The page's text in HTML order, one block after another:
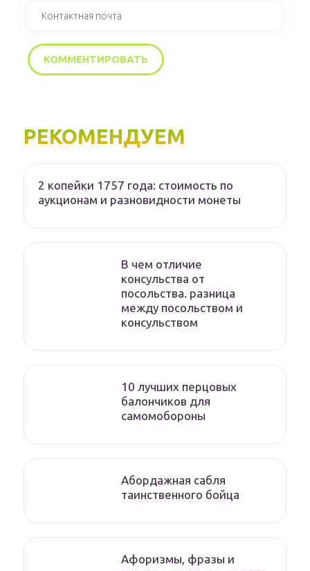
РЕКОМЕНДУЕМ
2 копейки 1757 года: стоимость по
аукционам и разновидности монеты
В чем отличие
консульства от
посольства. разница
между посольством и
консульством
10 лучших перцовых
балончиков для
самомобороны
Абордажная сабля
таинственного бойца
Афоризмы, фразы и